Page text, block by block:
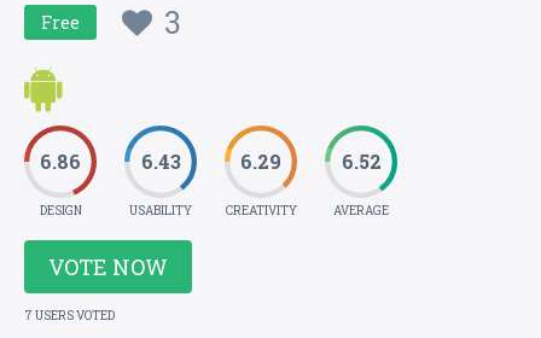
Free 3
6.86
DESIGN
6.43
USABILITY
6.29
CREATIVITY
6.52
AVERAGE
VOTE NOW
7 USERS VOTED